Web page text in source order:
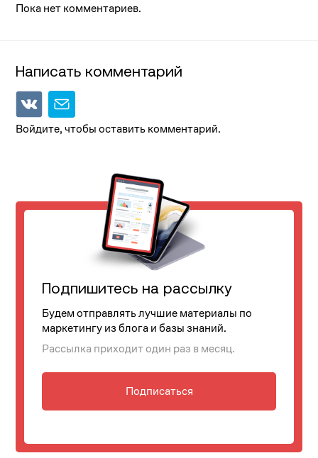
Пока нет комментариев.
Написать комментарий
Войдите, чтобы оставить комментарий.
Подпишитесь на рассылку
Будем отправлять лучшие материалы по
маркетингу из блога и базы знаний.
Рассылка приходит один раз в месяц.
Подписаться